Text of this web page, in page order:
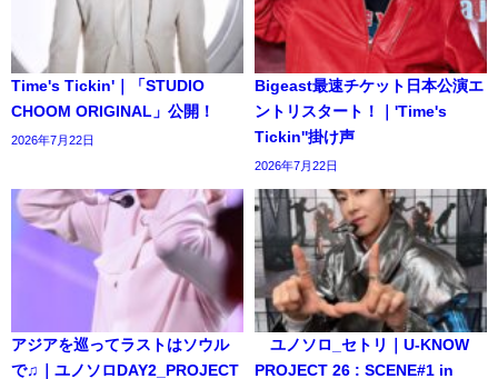
Time's Tickin'｜「STUDIO
CHOOM ORIGINAL」公開！
2026年7月22日
Bigeast最速チケット日本公演エ
ントリスタート！｜'Time's
Tickin''掛け声
2026年7月22日
アジアを巡ってラストはソウル
で♫｜ユノソロDAY2_PROJECT
ユノソロ_セトリ｜U-KNOW
PROJECT 26 : SCENE#1 in